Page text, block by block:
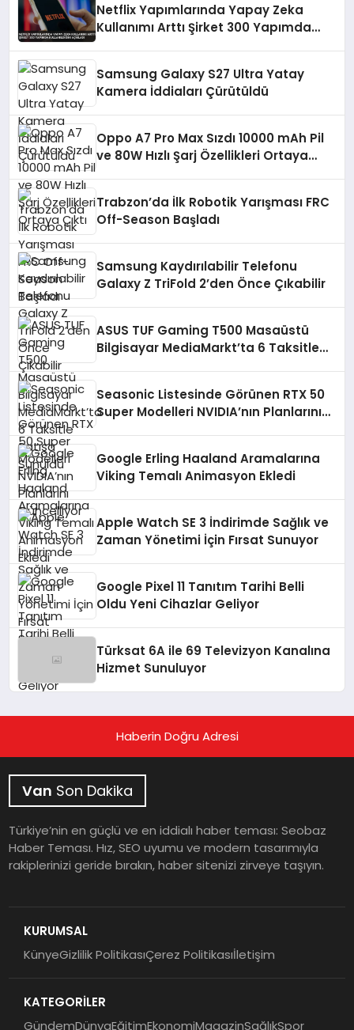
Netflix Yapımlarında Yapay Zeka
Kullanımı Arttı Şirket 300 Yapımda
Samsung Galaxy S27 Ultra Yatay
Kamera İddiaları Çürütüldü
Oppo A7 Pro Max Sızdı 10000 mAh Pil
ve 80W Hızlı Şarj Özellikleri Ortaya
Trabzon’da İlk Robotik Yarışması FRC
Off-Season Başladı
Samsung Kaydırılabilir Telefonu
Galaxy Z TriFold 2’den Önce Çıkabilir
ASUS TUF Gaming T500 Masaüstü
Bilgisayar MediaMarkt’ta 6 Taksitle
Seasonic Listesinde Görünen RTX 50
Super Modelleri NVIDIA’nın Planlarını
Google Erling Haaland Aramalarına
Viking Temalı Animasyon Ekledi
Apple Watch SE 3 İndirimde Sağlık ve
Zaman Yönetimi İçin Fırsat Sunuyor
Google Pixel 11 Tanıtım Tarihi Belli
Oldu Yeni Cihazlar Geliyor
Türksat 6A ile 69 Televizyon Kanalına
Hizmet Sunuluyor
Haberin Doğru Adresi
Van Son Dakika
Türkiye’nin en güçlü ve en iddialı haber teması: Seobaz
Haber Teması. Hız, SEO uyumu ve modern tasarımıyla
rakiplerinizi geride bırakın, haber sitenizi zirveye taşıyın.
KURUMSAL
KünyeGizlilik PolitikasıÇerez Politikasıİletişim
KATEGORİLER
GündemDünyaEğitimEkonomiMagazinSağlıkSpor